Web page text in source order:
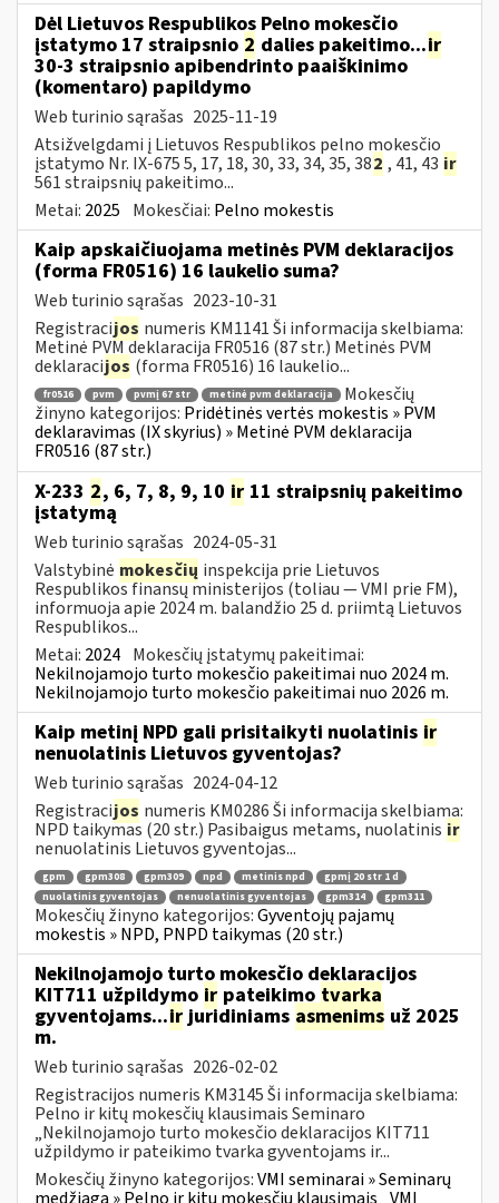
Dėl Lietuvos Respublikos Pelno mokesčio
įstatymo 17 straipsnio 2 dalies pakeitimo...ir
30-3 straipsnio apibendrinto paaiškinimo
(komentaro) papildymo
Web turinio sąrašas 2025-11-19
Atsižvelgdami į Lietuvos Respublikos pelno mokesčio
įstatymo Nr. IX-675 5, 17, 18, 30, 33, 34, 35, 382 , 41, 43 ir
561 straipsnių pakeitimo...
Metai: 2025 Mokesčiai: Pelno mokestis
Kaip apskaičiuojama metinės PVM deklaracijos
(forma FR0516) 16 laukelio suma?
Web turinio sąrašas 2023-10-31
Registracijos numeris KM1141 Ši informacija skelbiama:
Metinė PVM deklaracija FR0516 (87 str.) Metinės PVM
deklaracijos (forma FR0516) 16 laukelio...
fr0516 pvm pvmį 67 str metinė pvm deklaracija
Mokesčių
žinyno kategorijos: Pridėtinės vertės mokestis » PVM
deklaravimas (IX skyrius) » Metinė PVM deklaracija
FR0516 (87 str.)
X-233 2, 6, 7, 8, 9, 10 ir 11 straipsnių pakeitimo
įstatymą
Web turinio sąrašas 2024-05-31
Valstybinė mokesčių inspekcija prie Lietuvos
Respublikos finansų ministerijos (toliau — VMI prie FM),
informuoja apie 2024 m. balandžio 25 d. priimtą Lietuvos
Respublikos...
Metai: 2024 Mokesčių įstatymų pakeitimai:
Nekilnojamojo turto mokesčio pakeitimai nuo 2024 m.
Nekilnojamojo turto mokesčio pakeitimai nuo 2026 m.
Kaip metinį NPD gali prisitaikyti nuolatinis ir
nenuolatinis Lietuvos gyventojas?
Web turinio sąrašas 2024-04-12
Registracijos numeris KM0286 Ši informacija skelbiama:
NPD taikymas (20 str.) Pasibaigus metams, nuolatinis ir
nenuolatinis Lietuvos gyventojas...
gpm gpm308 gpm309 npd metinis npd
gpmį 20 str 1 d
nuolatinis gyventojas
nenuolatinis gyventojas gpm314 gpm311
Mokesčių žinyno kategorijos:Gyventojų pajamų
mokestis » NPD, PNPD taikymas (20 str.)
Nekilnojamojo turto mokesčio deklaracijos
KIT711 užpildymo ir pateikimo tvarka
gyventojams...irjuridiniams asmenims už 2025
m.
Web turinio sąrašas 2026-02-02
Registracijos numeris KM3145 Ši informacija skelbiama:
Pelno ir kitų mokesčių klausimais Seminaro
„Nekilnojamojo turto mokesčio deklaracijos KIT711
užpildymo ir pateikimo tvarka gyventojams ir...
Mokesčių žinyno kategorijos:VMI seminarai » Seminarų
medžiaga » Pelno ir kitų mokesčių klausimais VMI